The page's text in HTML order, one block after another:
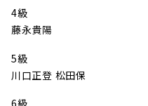
4級
藤永貴陽
5級
川口正登 松田保